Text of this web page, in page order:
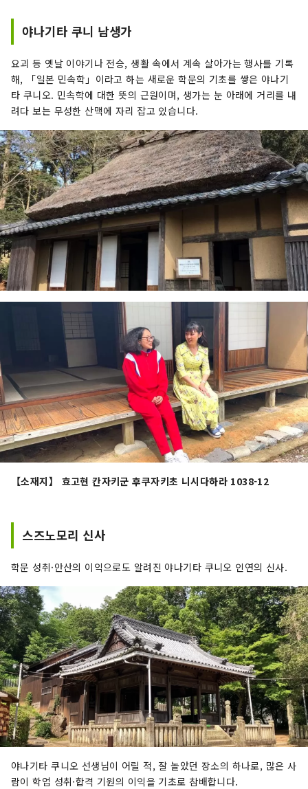
야나기타 쿠니 남생가
요괴 등 옛날 이야기나 전승, 생활 속에서 계속 살아가는 행사를 기록
해, 「일본 민속학」이라고 하는 새로운 학문의 기초를 쌓은 야나기
타 쿠니오. 민속학에 대한 뜻의 근원이며, 생가는 눈 아래에 거리를 내
려다 보는 무성한 산맥에 자리 잡고 있습니다.
【소재지】 효고현 칸자키군 후쿠자키초 니시다하라 1038-12
스즈노모리 신사
학문 성취·안산의 이익으로도 알려진 야나기타 쿠니오 인연의 신사.
야나기타 쿠니오 선생님이 어릴 적, 잘 놀았던 장소의 하나로, 많은 사
람이 학업 성취·합격 기원의 이익을 기초로 참배합니다.